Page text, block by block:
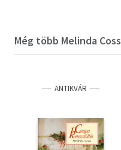
Még több Melinda Coss
ANTIKVÁR